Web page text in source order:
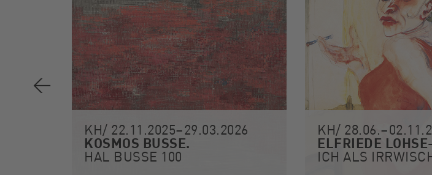
KH/ 22.11.2025–29.03.2026
KOSMOS BUSSE.
HAL BUSSE 100
KH/
ELFRIEDE
ICH ALS